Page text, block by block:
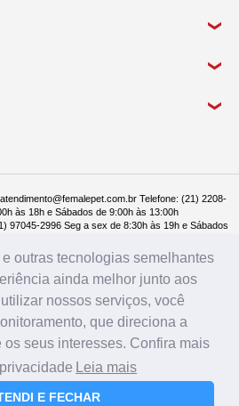
Telefone: (21) 2208-
às 18h e Sábados de 9:00h às 13:00h
97045-2996 Seg a sex de 8:30h às 19h e Sábados
86 - Rua Conde de Bonfim 482, loja A, Tijuca, Rio
- RJ - CEP: 20520-054
outras tecnologias semelhantes
ainda melhor junto aos
nossos serviços, você
que direciona a
seus interesses. Confira mais
Leia mais
E FECHAR